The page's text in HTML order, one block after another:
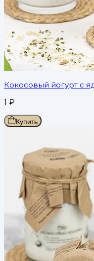
Кокосовый йогурт с
1 ₽
Купить